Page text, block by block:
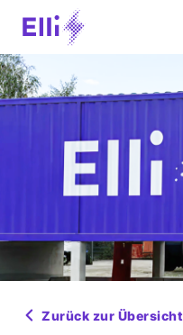
Zurück zur Übersicht